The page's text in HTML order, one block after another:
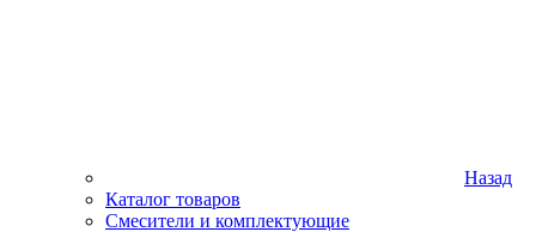
Назад
Каталог товаров
Смесители и комплектующие